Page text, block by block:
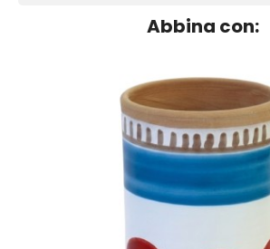
Abbina con: